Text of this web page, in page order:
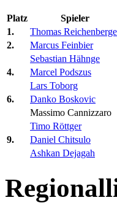
Platz Spieler
1.
Thomas
2.
Marcus Feinbier
Sebastian Hähnge
4.
Marcel Podszus
Lars Toborg
6.
Danko Boskovic
Massimo Cannizzaro
Timo Röttger
9.
Daniel Chitsulo
Ashkan Dejagah